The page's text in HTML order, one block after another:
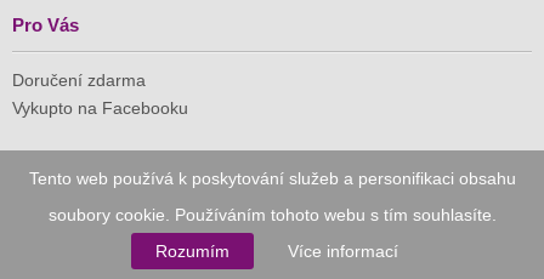
Tento web používá k poskytování služeb a personifikaci obsahu
soubory cookie. Používáním tohoto webu s tím souhlasíte.
Rozumím
Více informací
Pro Vás
Doručení zdarma
Vykupto na Facebooku
Naše společnost je členem Asociace pro elektronickou
komerci (APEK)